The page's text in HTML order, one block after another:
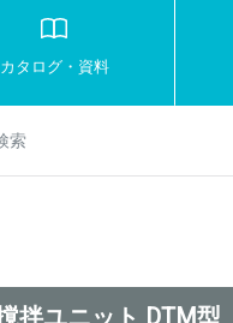
カタログ・資料
拌ユニット DTM型